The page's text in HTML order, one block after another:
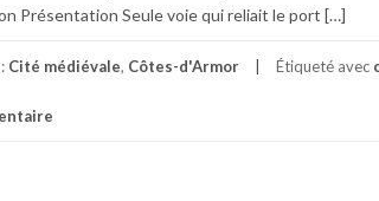
Présentation Seule voie qui reliait le port […]
Cité médiévale, Côtes-d'Armor Étiqueté avec